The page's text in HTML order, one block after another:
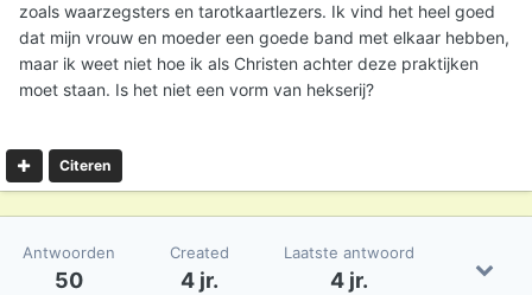
zoals waarzegsters en tarotkaartlezers. Ik vind het heel goed
dat mijn vrouw en moeder een goede band met elkaar hebben,
maar ik weet niet hoe ik als Christen achter deze praktijken
moet staan. Is het niet een vorm van hekserij?
Citeren
Antwoorden
50
Created
4 jr.
Laatste antwoord
4 jr.